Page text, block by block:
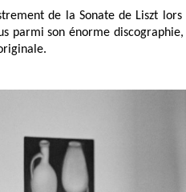
de la Sonate de Liszt
parmi son énorme